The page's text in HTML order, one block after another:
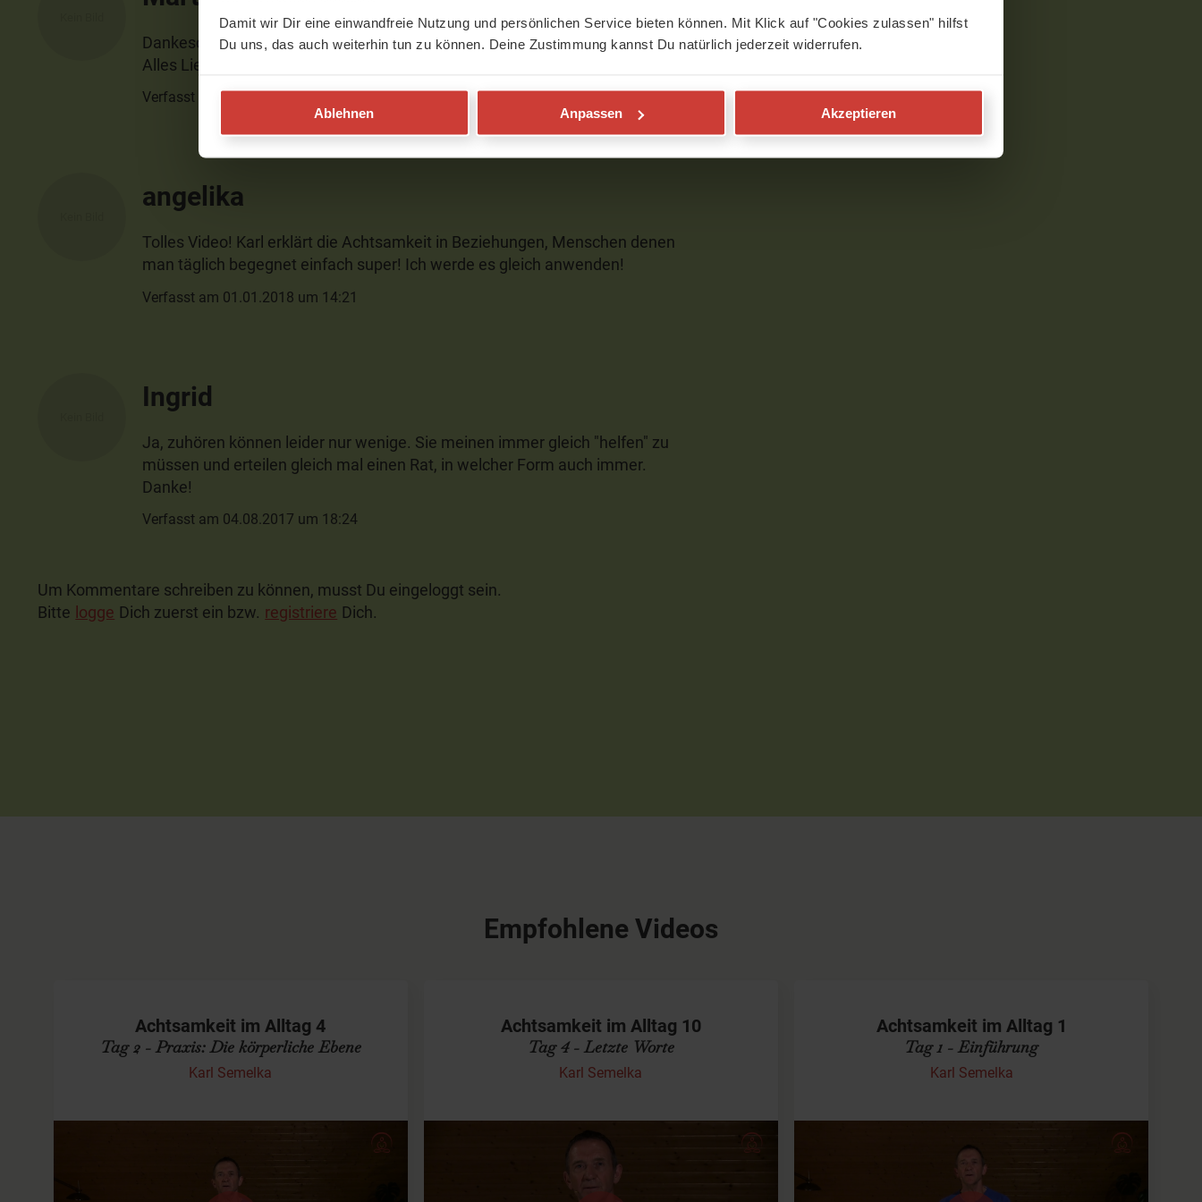
Damit wir Dir eine einwandfreie Nutzung und persönlichen Service bieten können. Mit Klick auf "Cookies zulassen" hilfst
Du uns, das auch weiterhin tun zu können. Deine Zustimmung kannst Du natürlich jederzeit widerrufen.
Ablehnen Anpassen Akzeptieren
Dankeschön! Das war jetzt ein wunderschöner Start in den Morgen!
Alles Liebe!
Verfasst am 29.10.2020 um 06:52
angelika
Tolles Video! Karl erklärt die Achtsamkeit in Beziehungen, Menschen denen
man täglich begegnet einfach super! Ich werde es gleich anwenden!
Verfasst am 01.01.2018 um 14:21
Ingrid
Ja, zuhören können leider nur wenige. Sie meinen immer gleich "helfen" zu
müssen und erteilen gleich mal einen Rat, in welcher Form auch immer.
Danke!
Verfasst am 04.08.2017 um 18:24
Um Kommentare schreiben zu können, musst Du eingeloggt sein.
Bitte logge Dich zuerst ein bzw. registriere Dich.
Empfohlene Videos
Achtsamkeit im Alltag 4
Tag 2 - Praxis: Die körperliche Ebene
Karl Semelka
Meditations-Übung für die körperliche
Ebene
Achtsamkeit im Alltag 10
Tag 4 - Letzte Worte
Karl Semelka
Zum Schluss
Achtsamkeit im Alltag 1
Tag 1 - Einführung
Karl Semelka
Video Kurs: Achtsamkeit im Alltag leben